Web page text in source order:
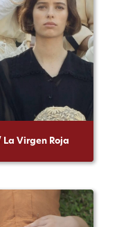
Virgen Roja